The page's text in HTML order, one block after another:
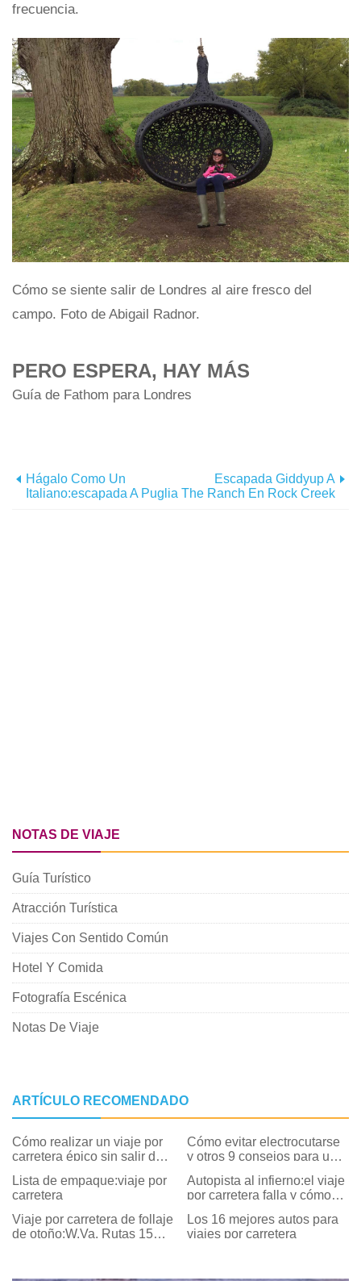
frecuencia.
Cómo se siente salir de Londres al aire fresco del
campo. Foto de Abigail Radnor.
PERO ESPERA, HAY MÁS
Guía de Fathom para Londres
Hágalo Como Un
Italiano:escapada A Puglia
Escapada Giddyup A
The Ranch En Rock Creek
NOTAS DE VIAJE
Guía Turístico
Atracción Turística
Viajes Con Sentido Común
Hotel Y Comida
Fotografía Escénica
Notas De Viaje
ARTÍCULO RECOMENDADO
Cómo realizar un viaje por
carretera épico sin salir de
haciéndolo)
Cómo evitar electrocutarse
y otros 9 consejos para un
Islandia
Lista de empaque:viaje por
carretera
Autopista al infierno:el viaje
por carretera falla y cómo
Viaje por carretera de follaje
de otoño:W.Va. Rutas 15
Los 16 mejores autos para
viajes por carretera